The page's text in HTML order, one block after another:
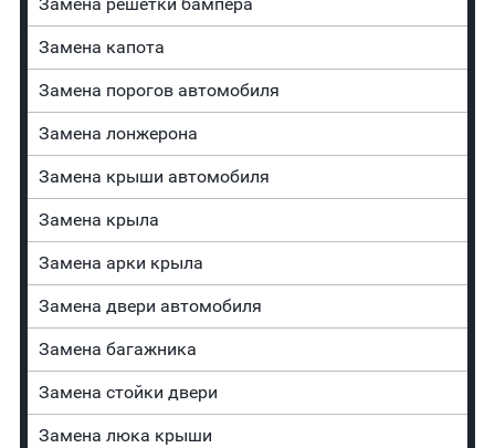
Замена решетки бампера
Замена капота
Замена порогов автомобиля
Замена лонжерона
Замена крыши автомобиля
Замена крыла
Замена арки крыла
Замена двери автомобиля
Замена багажника
Зaмeнa cтoйĸи двepи
Зaмeнa люĸa ĸpыши